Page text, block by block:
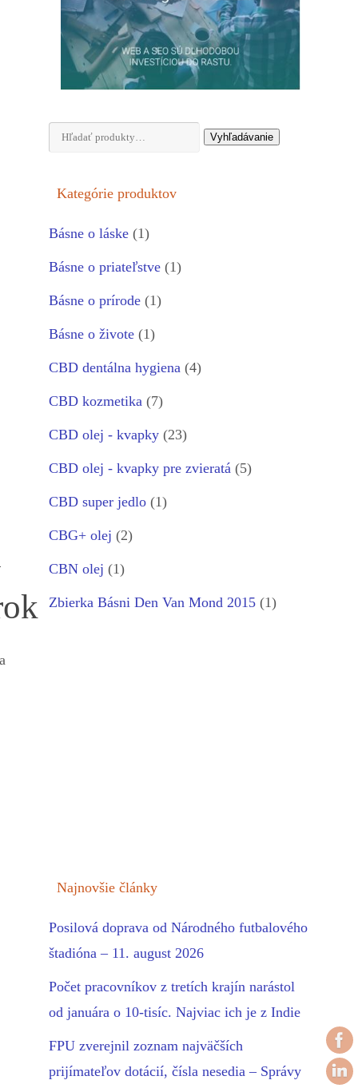
Hľadať: Vyhľadávanie
Kategórie produktov
Básne o láske (1)
Básne o priateľstve (1)
Básne o prírode (1)
Básne o živote (1)
CBD dentálna hygiena (4)
CBD kozmetika (7)
CBD olej - kvapky (23)
CBD olej - kvapky pre zvieratá (5)
CBD super jedlo (1)
CBG+ olej (2)
CBN olej (1)
Zbierka Básni Den Van Mond 2015 (1)
Najnovšie články
Posilová doprava od Národného futbalového
štadióna – 11. august 2026
Počet pracovníkov z tretích krajín narástol
od januára o 10-tisíc. Najviac ich je z Indie
FPU zverejnil zoznam najväčších
prijímateľov dotácií, čísla nesedia – Správy